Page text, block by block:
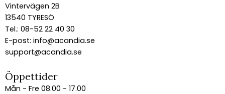
Vintervägen 2B
13540 TYRESÖ
Tel.: 08-52 22 40 30
E-post: info@acandia.se
support@acandia.se
Öppettider
Mån - Fre 08.00 - 17.00